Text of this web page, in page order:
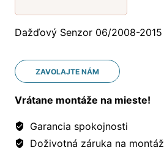
Dažďový Senzor 06/2008-2015
ZAVOLAJTE NÁM
Vrátane montáže na mieste!
Garancia spokojnosti
Doživotná záruka na montáž